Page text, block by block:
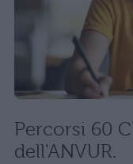
Percorsi 60
dell'ANVUR.